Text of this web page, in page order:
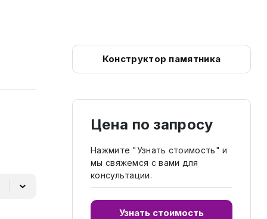
Конструктор памятника
Цена по запросу
Нажмите "Узнать стоимость" и
мы свяжемся с вами для
консультации.
Узнать стоимость